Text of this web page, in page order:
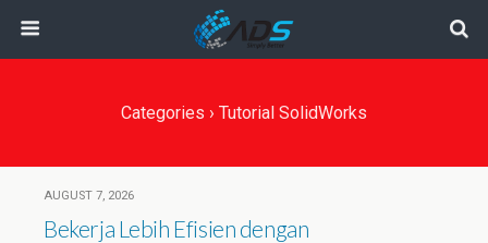
Categories › Tutorial SolidWorks
AUGUST 7, 2026
Bekerja Lebih Efisien dengan